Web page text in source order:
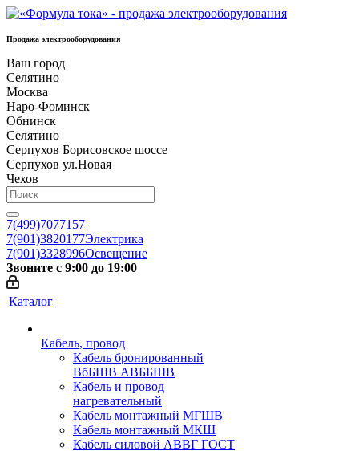
Продажа электрооборудования
Ваш город
Селятино
Москва
Наро-Фоминск
Обнинск
Селятино
Серпухов Борисовское шоссе
Серпухов ул.Новая
Чехов
7(499)7077157
7(901)3820177Электрика
7(901)3328996Освещение
Звоните с 9:00 до 19:00
Каталог
Кабель, провод
Кабель бронированный
ВбБШВ АВББШВ
Кабель и провод
нагревательный
Кабель монтажный МГШВ
Кабель монтажный МКШ
Кабель силовой АВВГ ГОСТ